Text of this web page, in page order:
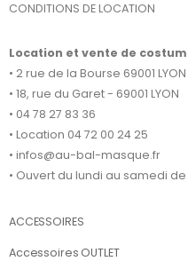
CONDITIONS DE LOCATION
Location et vente de
• 2 rue de la Bourse 69001 LYON
• 18, rue du Garet - 69001 LYON
• 04 78 27 83 36
• Location 04 72 00 24 25
• infos@au-bal-masque.fr
• Ouvert du lundi au samedi de
ACCESSOIRES
Accessoires OUTLET